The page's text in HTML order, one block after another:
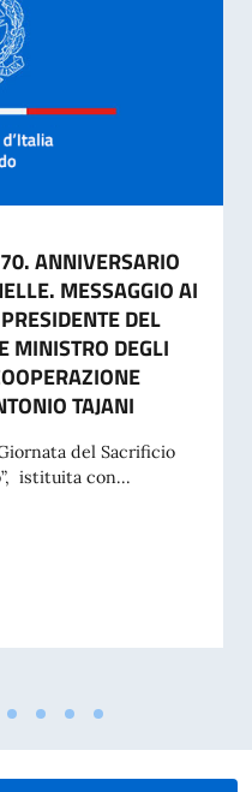
ANNIVERSARIO
MESSAGGIO AI
DEL
MINISTRO DEGLI
TAJANI
del Sacrificio
istituita con...
70. ANNIVERSARIO DEL